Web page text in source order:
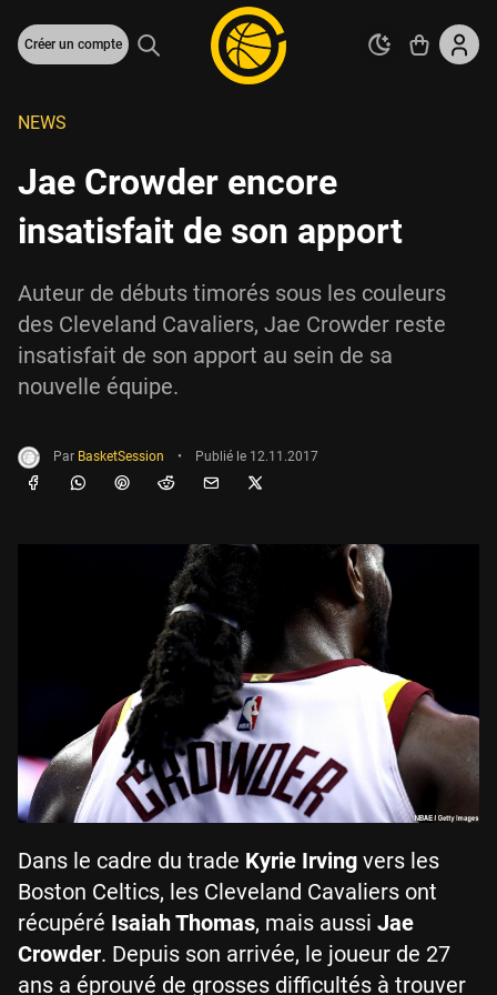
Créer un compte
NEWS
Jae Crowder encore
insatisfait de son apport
Auteur de débuts timorés sous les couleurs
des Cleveland Cavaliers, Jae Crowder reste
insatisfait de son apport au sein de sa
nouvelle équipe.
Par BasketSession • Publié le 12.11.2017
Dans le cadre du trade Kyrie Irving vers les
Boston Celtics, les Cleveland Cavaliers ont
récupéré Isaiah Thomas, mais aussi Jae
Crowder. Depuis son arrivée, le joueur de 27
ans a éprouvé de grosses difficultés à trouver